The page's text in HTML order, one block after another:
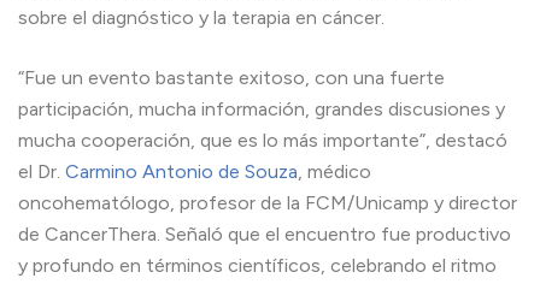
sobre el diagnóstico y la terapia en cáncer.
“Fue un evento bastante exitoso, con una fuerte
participación, mucha información, grandes discusiones y
mucha cooperación, que es lo más importante”, destacó
el Dr. Carmino Antonio de Souza, médico
oncohematólogo, profesor de la FCM/Unicamp y director
de CancerThera. Señaló que el encuentro fue productivo
y profundo en términos científicos, celebrando el ritmo